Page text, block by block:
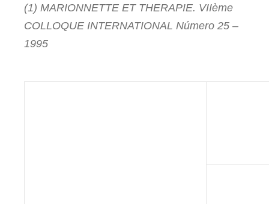
(1) MARIONNETTE ET THERAPIE. VIIème
COLLOQUE INTERNATIONAL Número 25 –
1995